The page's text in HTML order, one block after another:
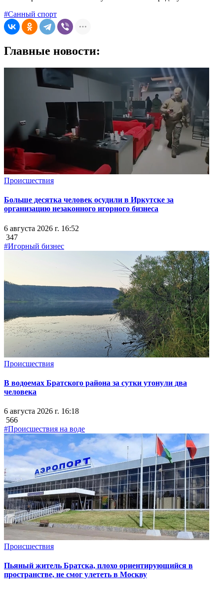
#Санный спорт
Главные новости:
Происшествия
Больше десятка человек осудили в Иркутске за
организацию незаконного игорного бизнеса
6 августа 2026 г. 16:52
347
#Игорный бизнес
Происшествия
В водоемах Братского района за сутки утонули два
человека
6 августа 2026 г. 16:18
566
#Происшествия на воде
Происшествия
Пьяный житель Братска, плохо ориентирующийся в
пространстве, не смог улететь в Москву